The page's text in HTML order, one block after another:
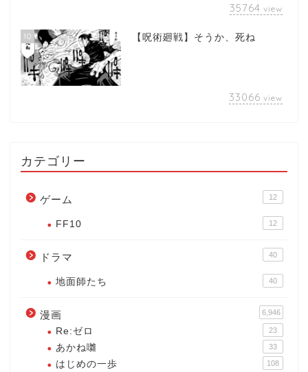
35764 view
10 【呪術廻戦】そうか、死ね
33066 view
カテゴリー
ゲーム 12
FF10 12
ドラマ 40
地面師たち 40
漫画 6,946
Re:ゼロ 23
あかね囃 33
はじめの一歩 108